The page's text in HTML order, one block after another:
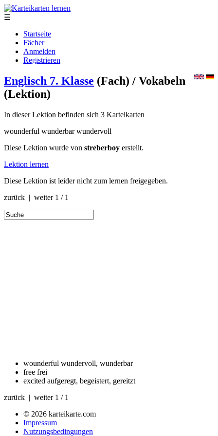
☰
Startseite
Fächer
Anmelden
Registrieren
Englisch 7. Klasse (Fach) / Vokabeln
(Lektion)
In dieser Lektion befinden sich 3 Karteikarten
wounderful wunderbar wundervoll
Diese Lektion wurde von streberboy erstellt.
Lektion lernen
Diese Lektion ist leider nicht zum lernen freigegeben.
zurück | weiter 1 / 1
wounderful wundervoll, wunderbar
free frei
excited aufgeregt, begeistert, gereitzt
zurück | weiter 1 / 1
© 2026 karteikarte.com
Impressum
Nutzungsbedingungen